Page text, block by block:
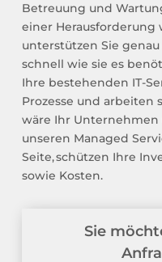
Betreuung und
einer Herausforderung
unterstützen Sie genau
schnell wie sie es
Ihre bestehenden IT-
Prozesse und arbeiten
wäre Ihr
unseren Managed
Seite, schützen Ihre
sowie Kosten.
Sie